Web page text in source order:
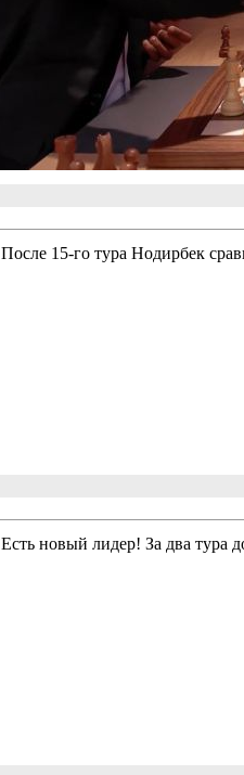
После 15-го тура Нодирбек
Есть новый лидер! За два тура